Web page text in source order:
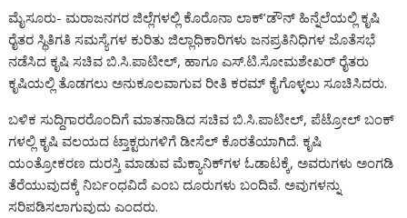
l
ಮೈಸೂರು- ಮರಾಜನಗರ ಜಿಲ್ಲೆಗಳಲ್ಲಿ ಕೊರೊನಾ ಲಾಕ್’ಡೌನ್ ಹಿನ್ನೆಲೆಯಲ್ಲಿ ಕೃಷಿ
ರೈತರ ಸ್ಥಿತಿಗತಿ ಸಮಸ್ಯೆಗಳ ಕುರಿತು ಜಿಲ್ಲಾಧಿಕಾರಿಗಳು ಜನಪ್ರತಿನಿಧಿಗಳ ಜೊತೆ‌ಸಭೆ
ನಡೆಸಿದ ಕೃಷಿ ಸಚಿವ ಬಿ.ಸಿ.ಪಾಟೀಲ್, ಹಾಗೂ ಎಸ್.ಟಿ.ಸೋಮಶೇಖರ್ ರೈತರು
ಕೃಷಿಯಲ್ಲಿ ತೊಡಗಲು ಅನುಕೂಲವಾಗುವ ರೀತಿ ಕರಮ್ ಕೈಗೊಳ್ಳಲು ಸೂಚಿಸಿದರು.
ಬಳಿಕ ಸುದ್ದಿಗಾರರೊಂದಿಗೆ ಮಾತನಾಡಿದ ಸಚಿವ ಬಿ.ಸಿ.ಪಾಟೀಲ್, ಪೆಟ್ರೋಲ್ ಬಂಕ್
ಗಳಲ್ಲಿ‌‌ ಕೃಷಿ ವಲಯದ ಟ್ತಾಕ್ಟರುಗಳಿಗೆ ಡೀಸೆಲ್ ಕೊರತೆಯಾಗಿದೆ. ಕೃಷಿ
ಯಂತ್ರೋಕರಣ ದುರಸ್ತಿ ಮಾಡುವ ಮೆಕ್ಯಾನಿಕ್‍ಗಳ‌ ಓಡಾಟಕ್ಕೆ, ಅವರುಗಳು ಅಂಗಡಿ
ತೆರೆಯುವುದಕ್ಕೆ ನಿರ್ಬಂಧವಿದೆ ಎಂಬ ದೂರುಗಳು ಬಂದಿವೆ.‌ ಅವುಗಳನ್ನು
ಸರಿಪಡಿಸಲಾಗುವುದು ಎಂದರು.